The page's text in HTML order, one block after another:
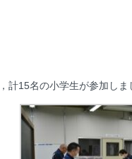
15名の小学生が参加しま